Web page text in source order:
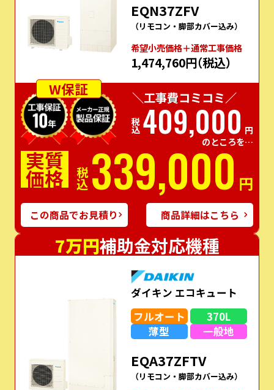
EQN37ZFV
（リモコン・脚部カバー込み）
希望⼩売価格＋通常⼯事価格
1,474,760円（税込）
W保証
＼工事費コミコミ／
税込409,000 円
のところを…
実質
価格 税込339,000 円
この商品でお見積り 商品詳細はこちら
7万円補助金対応機種
ダイキン エコキュート
フルオート
370L
薄型
一般地
EQA37ZFTV
（リモコン・脚部カバー込み）